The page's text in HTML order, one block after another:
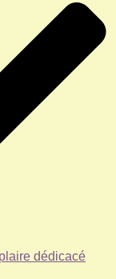
dédicacé